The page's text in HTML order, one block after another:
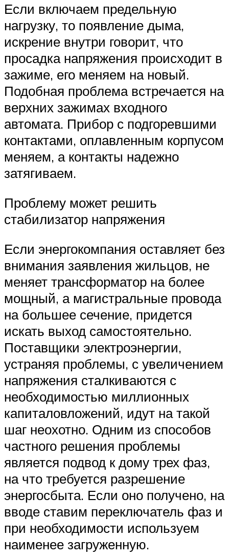
Если включаем предельную
нагрузку, то появление дыма,
искрение внутри говорит, что
просадка напряжения происходит в
зажиме, его меняем на новый.
Подобная проблема встречается на
верхних зажимах входного
автомата. Прибор с подгоревшими
контактами, оплавленным корпусом
меняем, а контакты надежно
затягиваем.
Проблему может решить
стабилизатор напряжения
Если энергокомпания оставляет без
внимания заявления жильцов, не
меняет трансформатор на более
мощный, а магистральные провода
на большее сечение, придется
искать выход самостоятельно.
Поставщики электроэнергии,
устраняя проблемы, с увеличением
напряжения сталкиваются с
необходимостью миллионных
капиталовложений, идут на такой
шаг неохотно. Одним из способов
частного решения проблемы
является подвод к дому трех фаз,
на что требуется разрешение
энергосбыта. Если оно получено, на
вводе ставим переключатель фаз и
при необходимости используем
наименее загруженную.